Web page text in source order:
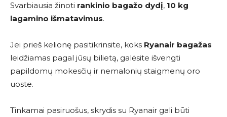
Svarbiausia žinoti rankinio bagažo dydį, 10 kg
lagamino išmatavimus.
Jei prieš kelionę pasitikrinsite, koks Ryanair bagažas
leidžiamas pagal jūsų bilietą, galėsite išvengti
papildomų mokesčių ir nemalonių staigmenų oro
uoste.
Tinkamai pasiruošus, skrydis su Ryanair gali būti